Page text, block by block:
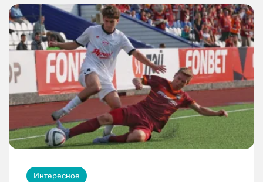
Интересное